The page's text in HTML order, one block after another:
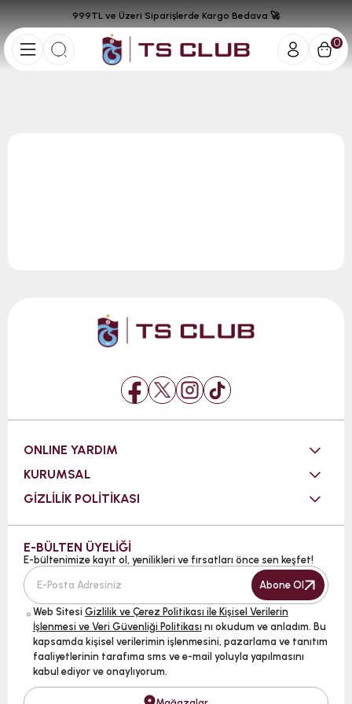
0
999TL ve Üzeri Siparişlerde Kargo Bedava 🚀
ONLINE YARDIM
KURUMSAL
GİZLİLİK POLİTİKASI
E-BÜLTEN ÜYELİĞİ
E-bültenimize kayıt ol, yenilikleri ve fırsatları önce sen keşfet!
Abone Ol
Web Sitesi Gizlilik ve Çerez Politikası ile Kişisel Verilerin
İşlenmesi ve Veri Güvenliği Politikası nı okudum ve anladım. Bu
kapsamda kişisel verilerimin işlenmesini, pazarlama ve tanıtım
faaliyetlerinin tarafıma sms ve e-mail yoluyla yapılmasını
kabul ediyor ve onaylıyorum.